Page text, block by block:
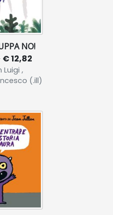
NO!
€ 12,82
Luigi ,
(.ill)